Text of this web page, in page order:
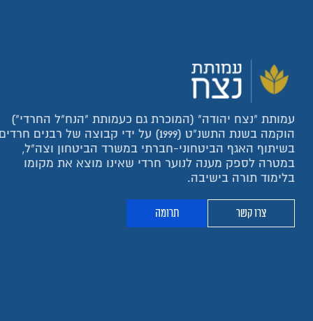
עמותת "נצח יהודה" (המוכרת גם כעמותת "הנח"ל החרדי")
הוקמה בשנת התשנ"ט (1999) על ידי קבוצה של רבנים
בשיתוף האגף הביטחוני-חברתי במשרד הביטחון וצה"ל,
במטרה לספק מענה לנוער חרדי שאינו מוצא את מקומו
בלימוד תורה בישיבה.
צרו קשר תרומה